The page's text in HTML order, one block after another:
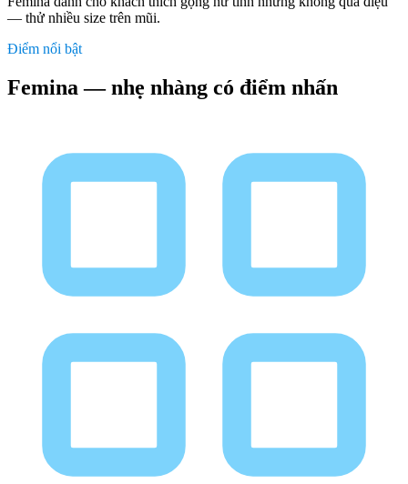
— thử nhiều size trên mũi.
Điểm nổi bật
Femina — nhẹ nhàng có điểm nhấn